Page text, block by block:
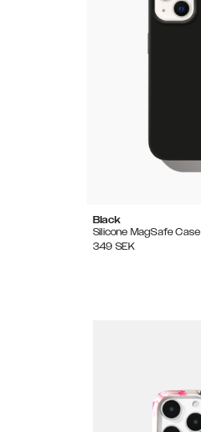
Black
Silicone MagSafe Case
349 SEK